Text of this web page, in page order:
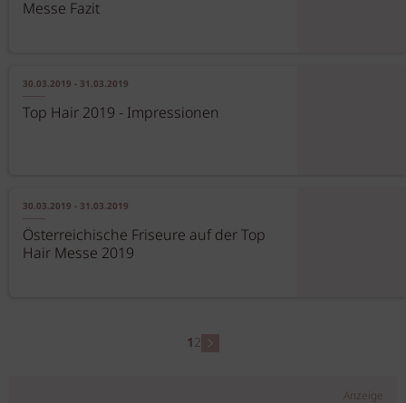
Messe Fazit
30.03.2019 - 31.03.2019
Top Hair 2019 - Impressionen
30.03.2019 - 31.03.2019
Österreichische Friseure auf der Top
Hair Messe 2019
12
Anzeige